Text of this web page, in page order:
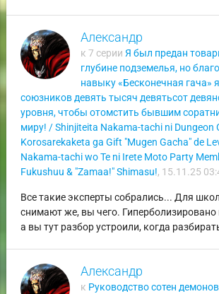
Александр
к 7 серии Я был предан
глубине подземелья, но
навыку «Бесконечная гача»
союзников девять тысяч девятьсот
уровня, чтобы отомстить бывшим
миру! / Shinjiteita Nakama-tachi ni Dungeon
Korosarekaketa ga Gift "Mugen Gacha" de
Nakama-tachi wo Te ni Irete Moto Party
Fukushuu & "Zamaa!" Shimasu!, 15.11.25
Все такие эксперты собрались... Для
снимают же, вы чего.
а вы тут разбор устроили, когда
Александр
к Руководство сотен